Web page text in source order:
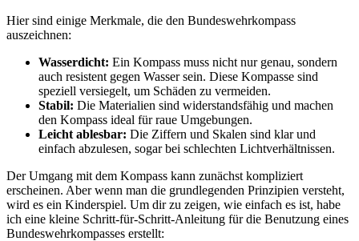
Hier sind einige Merkmale, die den Bundeswehrkompass
auszeichnen:
Wasserdicht: Ein Kompass muss nicht nur genau, sondern
auch resistent gegen Wasser sein. Diese Kompasse sind
speziell versiegelt, um Schäden zu vermeiden.
Stabil: Die Materialien sind widerstandsfähig und machen
den Kompass ideal für raue Umgebungen.
Leicht ablesbar: Die Ziffern und Skalen sind klar und
einfach abzulesen, sogar bei schlechten Lichtverhältnissen.
Der Umgang mit dem Kompass kann zunächst kompliziert
erscheinen. Aber wenn man die grundlegenden Prinzipien versteht,
wird es ein Kinderspiel. Um dir zu zeigen, wie einfach es ist, habe
ich eine kleine Schritt-für-Schritt-Anleitung für die Benutzung eines
Bundeswehrkompasses erstellt: